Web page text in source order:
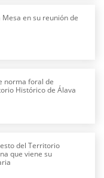
en su reunión de
norma foral de
Histórico de Álava
del Territorio
que viene su